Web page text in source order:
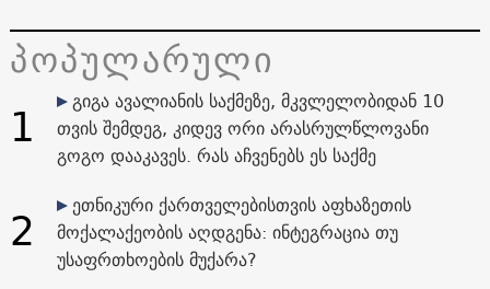
პოპულარული
1
გიგა ავალიანის საქმეზე, მკვლელობიდან 10
თვის შემდეგ, კიდევ ორი არასრულწლოვანი
გოგო დააკავეს. რას აჩვენებს ეს საქმე
2
ეთნიკური ქართველებისთვის აფხაზეთის
მოქალაქეობის აღდგენა: ინტეგრაცია თუ
უსაფრთხოების მუქარა?